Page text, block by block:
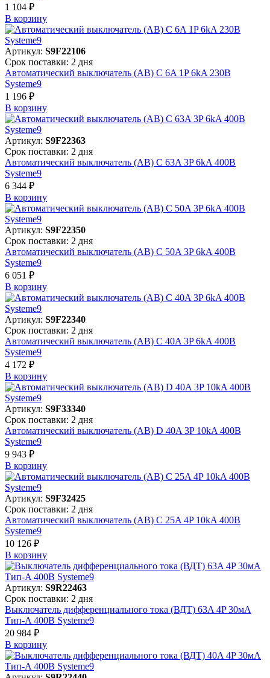
1 104 ₽
В корзинy
Артикул: S9F22106
Срок поставки: 2 дня
Автоматический выключатель (АВ) C 6A 1P 6kA 230В
Systeme9
1 196 ₽
В корзинy
Артикул: S9F22363
Срок поставки: 2 дня
Автоматический выключатель (АВ) C 63A 3P 6kA 400В
Systeme9
6 344 ₽
В корзинy
Артикул: S9F22350
Срок поставки: 2 дня
Автоматический выключатель (АВ) C 50A 3P 6kA 400В
Systeme9
6 051 ₽
В корзинy
Артикул: S9F22340
Срок поставки: 2 дня
Автоматический выключатель (АВ) C 40A 3P 6kA 400В
Systeme9
4 172 ₽
В корзинy
Артикул: S9F33340
Срок поставки: 2 дня
Автоматический выключатель (АВ) D 40A 3P 10kA 400В
Systeme9
9 943 ₽
В корзинy
Артикул: S9F32425
Срок поставки: 2 дня
Автоматический выключатель (АВ) C 25A 4P 10kA 400В
Systeme9
10 126 ₽
В корзинy
Артикул: S9R22463
Срок поставки: 2 дня
Выключатель дифференциального тока (ВДТ) 63A 4P 30мА
Тип-A 400В Systeme9
20 984 ₽
В корзинy